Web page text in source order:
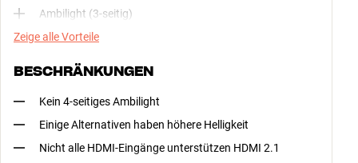
Ambilight (3-seitig)
Zeige alle Vorteile
BESCHRÄNKUNGEN
Kein 4-seitiges Ambilight
Einige Alternativen haben höhere Helligkeit
Nicht alle HDMI-Eingänge unterstützen HDMI 2.1